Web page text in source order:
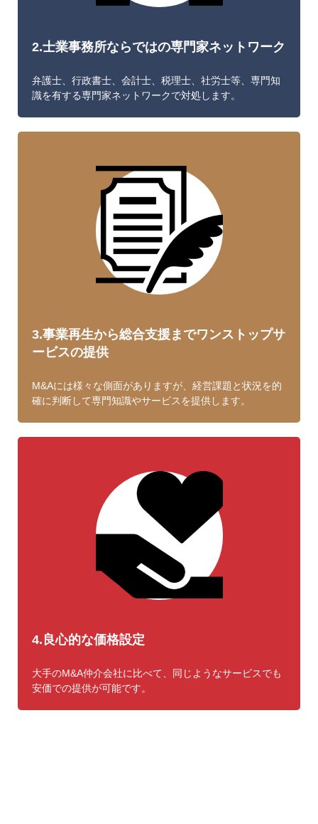
2.士業事務所ならではの専門家ネットワーク
弁護士、行政書士、会計士、税理士、社労士等、専門知
識を有する専門家ネットワークで対処します。
3.事業再生から総合支援までワンストップサ
ービスの提供
M&Aには様々な側面がありますが、経営課題と状況を的
確に判断して専門知識やサービスを提供します。
4.良心的な価格設定
大手のM&A仲介会社に比べて、同じようなサービスでも
安価での提供が可能です。